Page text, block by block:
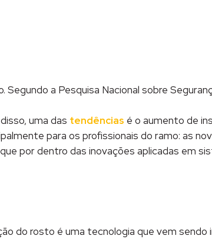
a Pesquisa Nacional sobre
uma das tendências é o aumento de
para os profissionais do ramo: as
por dentro das inovações aplicadas em
do rosto é uma tecnologia que vem